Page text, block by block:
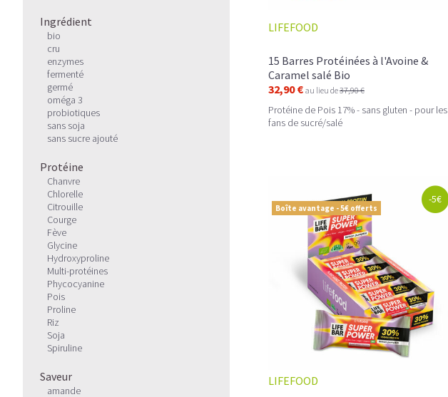
Ingrédient
bio
cru
enzymes
fermenté
germé
oméga 3
probiotiques
sans soja
sans sucre ajouté
Protéine
Chanvre
Chlorelle
Citrouille
Courge
Fève
Glycine
Hydroxyproline
Multi-protéines
Phycocyanine
Pois
Proline
Riz
Soja
Spiruline
Saveur
amande
LIFEFOOD
15 Barres Protéinées à l'Avoine &
Caramel salé Bio
32,90 € au lieu de37,90 €
Protéine de Pois 17% - sans gluten - pour les
fans de sucré/salé
Boîte avantage - 5€ offerts
-5€
LIFEFOOD